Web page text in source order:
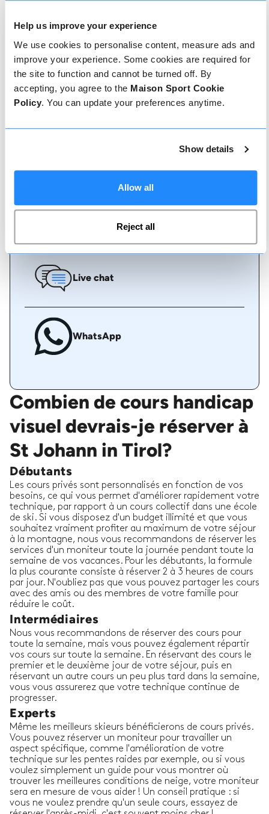
Help us improve your experience
We use cookies to personalise content, measure ads and
improve your experience. Some cookies are required for
the site to function and cannot be turned off. By
accepting, you agree to the Maison Sport Cookie
Policy. You can update your preferences anytime.
Show details
Allow all
Reject all
Comment réserver
Réserver avec nous ne pourrait pas être plus
simple, notre équipe amicale et experte est
toujours prête à vous aider - réservez
instantanément en ligne ou parlez à notre équipe
Live chat
WhatsApp
Combien de cours handicap
visuel devrais-je réserver à
St Johann in Tirol?
Débutants
Les cours privés sont personnalisés en fonction de vos
besoins, ce qui vous permet d'améliorer rapidement votre
technique, par rapport à un cours collectif dans une école
de ski. Si vous disposez d'un budget illimité et que vous
souhaitez vraiment profiter au maximum de votre séjour
à la montagne, nous vous recommandons de réserver les
services d'un moniteur toute la journée pendant toute la
semaine de vos vacances. Pour les débutants, la formule
la plus courante consiste à réserver 2 à 3 heures de cours
par jour. N'oubliez pas que vous pouvez partager les cours
avec des amis ou des membres de votre famille pour
réduire le coût.
Intermédiaires
Nous vous recommandons de réserver des cours pour
toute la semaine, mais vous pouvez également répartir
vos cours sur toute la semaine. En réservant des cours le
premier et le deuxième jour de votre séjour, puis en
réservant un autre cours un peu plus tard dans la semaine,
vous vous assurerez que votre technique continue de
progresser.
Experts
Même les meilleurs skieurs bénéficierons de cours privés.
Vous pouvez réserver un moniteur pour travailler un
aspect spécifique, comme l'amélioration de votre
technique sur les pentes raides par exemple, ou si vous
voulez simplement un guide pour vous montrer où
trouver les meilleures conditions de neige, votre moniteur
sera en mesure de vous aider ! Un conseil pratique : si
vous ne voulez prendre qu'un seule cours, essayez de